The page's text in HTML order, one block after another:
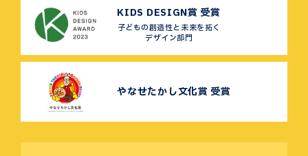
KIDS DESIGN賞 受賞
子どもの創造性と未来を拓く
デザイン部門
やなせたかし文化賞 受賞